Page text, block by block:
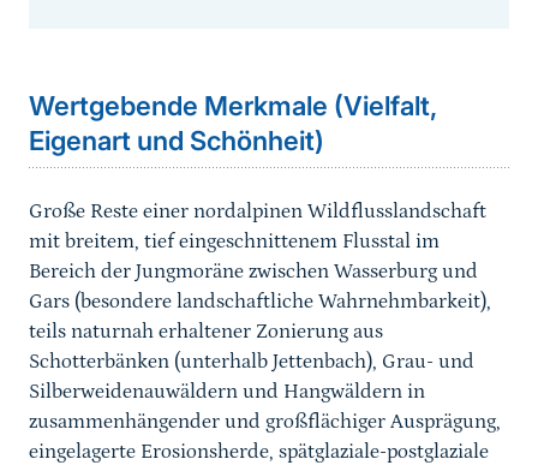
Wertgebende Merkmale (Vielfalt,
Eigenart und Schönheit)
Große Reste einer nordalpinen Wildflusslandschaft
mit breitem, tief eingeschnittenem Flusstal im
Bereich der Jungmoräne zwischen Wasserburg und
Gars (besondere landschaftliche Wahrnehmbarkeit),
teils naturnah erhaltener Zonierung aus
Schotterbänken (unterhalb Jettenbach), Grau- und
Silberweidenauwäldern und Hangwäldern in
zusammenhängender und großflächiger Ausprägung,
eingelagerte Erosionsherde, spätglaziale-postglaziale